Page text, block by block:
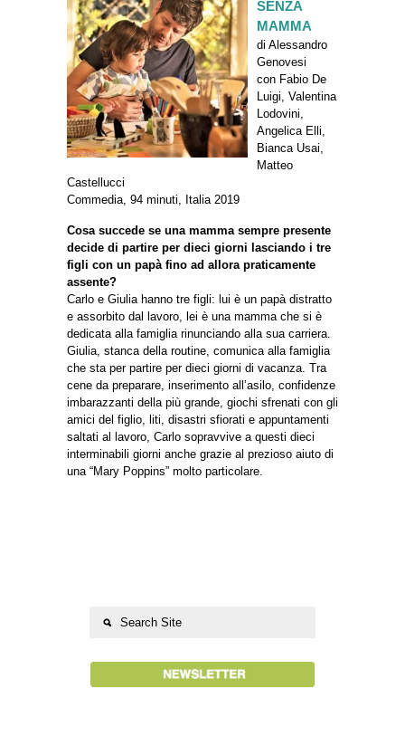
SENZA
MAMMA
di Alessandro
Genovesi
con Fabio De
Luigi, Valentina
Lodovini,
Angelica Elli,
Bianca Usai,
Matteo
Castellucci
Commedia, 94 minuti, Italia 2019
Cosa succede se una mamma sempre presente
decide di partire per dieci giorni lasciando i tre
figli con un papà fino ad allora praticamente
assente?
Carlo e Giulia hanno tre figli: lui è un papà distratto
e assorbito dal lavoro, lei è una mamma che si è
dedicata alla famiglia rinunciando alla sua carriera.
Giulia, stanca della routine, comunica alla famiglia
che sta per partire per dieci giorni di vacanza. Tra
cene da preparare, inserimento all’asilo, confidenze
imbarazzanti della più grande, giochi sfrenati con gli
amici del figlio, liti, disastri sfiorati e appuntamenti
saltati al lavoro, Carlo sopravvive a questi dieci
interminabili giorni anche grazie al prezioso aiuto di
una “Mary Poppins” molto particolare.